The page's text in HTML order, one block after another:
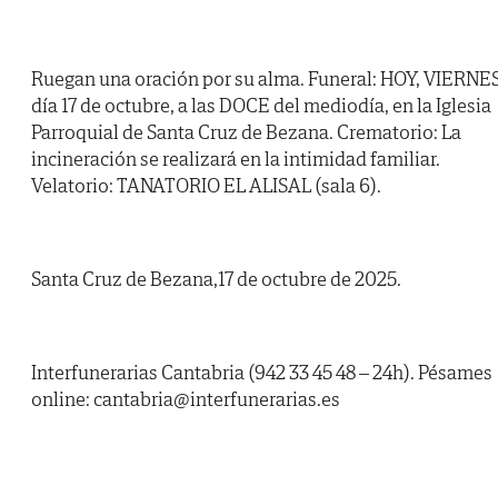
Ruegan una oración por su alma. Funeral: HOY,
día 17 de octubre, a las DOCE del mediodía, en la Iglesia
Parroquial de Santa Cruz de Bezana. Crematorio: La
incineración se realizará en la intimidad familiar.
Velatorio: TANATORIO EL ALISAL (sala 6).
Santa Cruz de Bezana,17 de octubre de 2025.
Interfunerarias Cantabria (942 33 45 48 – 24h). Pésames
online: cantabria@interfunerarias.es